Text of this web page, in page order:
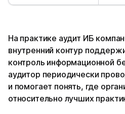
На практике аудит ИБ
внутренний контур
контроль информационной
аудитор периодически
и помогает понять, где
относительно лучших